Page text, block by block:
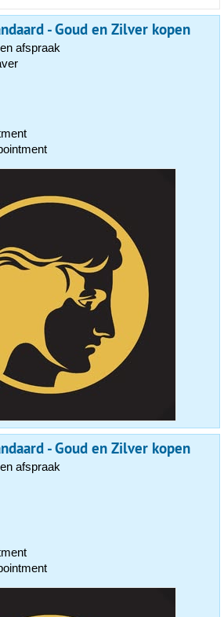
- Goud en Zilver kopen
afspraak
- Goud en Zilver kopen
afspraak